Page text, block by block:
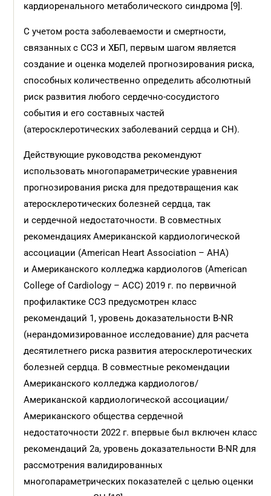
кардиоренального метаболического синдрома [9].
С учетом роста заболеваемости и смертности,
связанных с ССЗ и ХБП, первым шагом является
создание и оценка моделей прогнозирования риска,
способных количественно определить абсолютный
риск развития любого сердечно-сосудистого
события и его составных частей
(атеросклеротических заболеваний сердца и СН).
Действующие руководства рекомендуют
использовать многопараметрические уравнения
прогнозирования риска для предотвращения как
атеросклеротических болезней сердца, так
и сердечной недостаточности. В совместных
рекомендациях Американской кардиологической
ассоциации (American Heart Association – AHA)
и Американского колледжа кардиологов (American
College of Cardiology – ACC) 2019 г. по первичной
профилактике ССЗ предусмотрен класс
рекомендаций 1, уровень доказательности B-NR
(нерандомизированное исследование) для расчета
десятилетнего риска развития атеросклеротических
болезней сердца. В совместные рекомендации
Американского колледжа кардиологов/
Американской кардиологической ассоциации/
Американского общества сердечной
недостаточности 2022 г. впервые был включен класс
рекомендаций 2a, уровень доказательности B-NR для
рассмотрения валидированных
многопараметрических показателей с целью оценки